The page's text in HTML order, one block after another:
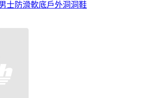
士防滑軟底戶外洞洞鞋